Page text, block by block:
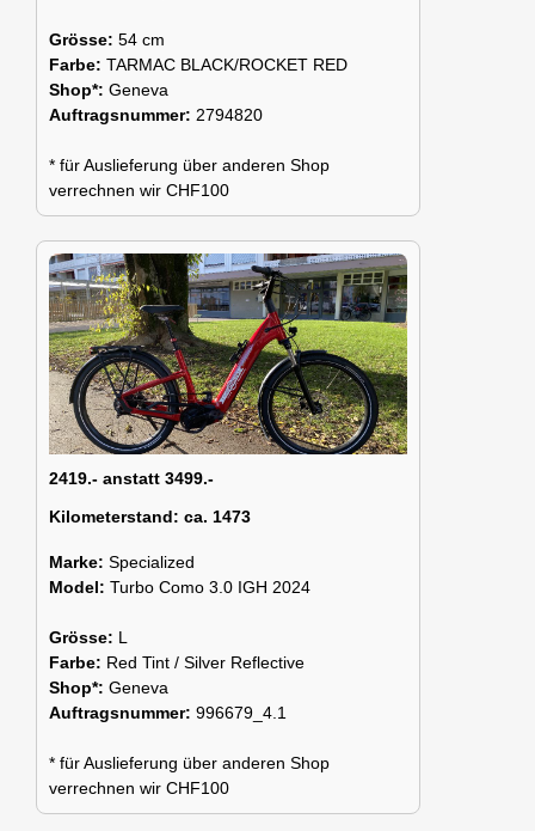
Grösse: 54 cm
Farbe: TARMAC BLACK/ROCKET RED
Shop*: Geneva
Auftragsnummer: 2794820
* für Auslieferung über anderen Shop
verrechnen wir CHF100
2419.- anstatt 3499.-
Kilometerstand: ca. 1473
Marke: Specialized
Model: Turbo Como 3.0 IGH 2024
Grösse: L
Farbe: Red Tint / Silver Reflective
Shop*: Geneva
Auftragsnummer: 996679_4.1
* für Auslieferung über anderen Shop
verrechnen wir CHF100